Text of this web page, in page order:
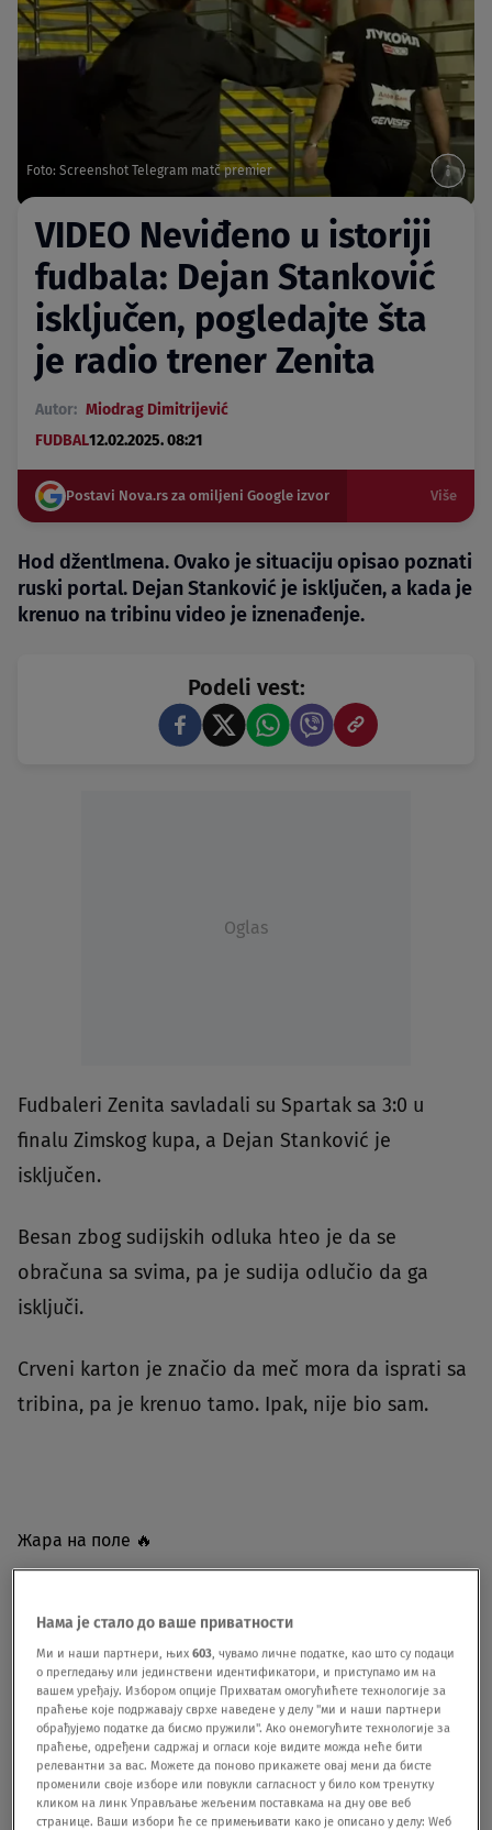
Foto: Screenshot Telegram matč premier
VIDEO Neviđeno u istoriji
fudbala: Dejan Stanković
isključen, pogledajte šta
je radio trener Zenita
Autor: Miodrag Dimitrijević
FUDBAL12.02.2025. 08:21
Postavi Nova.rs za omiljeni Google izvor Više
Hod džentlmena. Ovako je situaciju opisao poznati
ruski portal. Dejan Stanković je isključen, a kada je
krenuo na tribinu video je iznenađenje.
Podeli vest:
Oglas
Fudbaleri Zenita savladali su Spartak sa 3:0 u
finalu Zimskog kupa, a Dejan Stanković je
isključen.
Besan zbog sudijskih odluka hteo je da se
obračuna sa svima, pa je sudija odlučio da ga
isključi.
Crveni karton je značio da meč mora da isprati sa
tribina, pa je krenuo tamo. Ipak, nije bio sam.
Жара на поле 🔥
Анюков заднюю не дал. Отвечал дерзко 😀
pic.twitter.com/ETKWF11TPq
— Чемпионат (@championat)February 11, 2025
Нама је стало до ваше приватности
Ми и наши партнери, њих603 , чувамо личне податке, као што су подаци
о прегледању или јединствени идентификатори, и приступамо им на
вашем уређају. Избором опције Прихватам омогућићете технологије за
праћење које подржавају сврхе наведене у делу "ми и наши партнери
обрађујемо податке да бисмо пружили". Ако онемогућите технологије за
праћење, одређени садржај и огласи које видите можда неће бити
релевантни за вас. Можете да поново прикажете овај мени да бисте
променили своје изборе или повукли сагласност у било ком тренутку
кликом на линк Управљање жељеним поставкама на дну ове веб
странице. Ваши избори ће се примењивати како је описано у делу: Wеб